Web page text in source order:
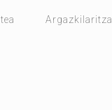
Argazkilaritza